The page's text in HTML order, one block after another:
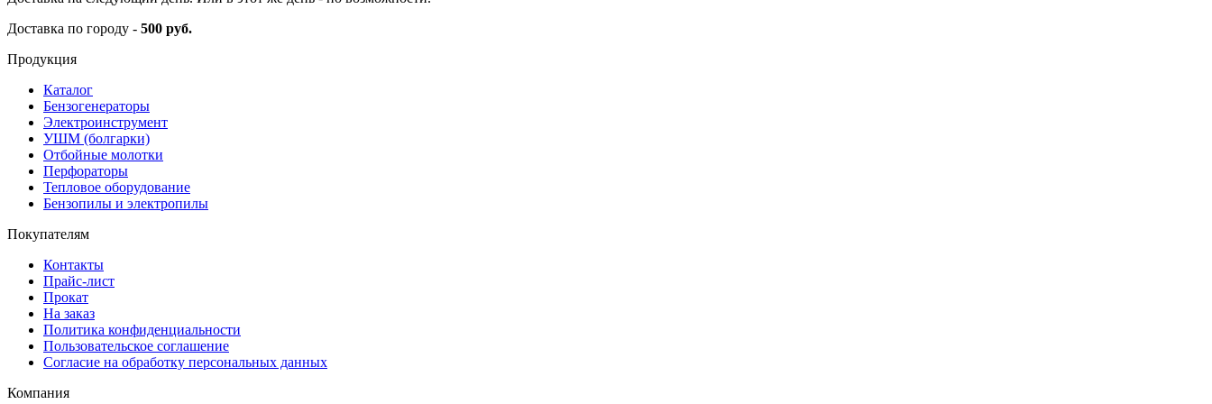
Доставка по городу - 500 руб.
Продукция
Каталог
Бензогенераторы
Электроинструмент
УШМ (болгарки)
Отбойные молотки
Перфораторы
Тепловое оборудование
Бензопилы и электропилы
Покупателям
Контакты
Прайс-лист
Прокат
На заказ
Политика конфиденциальности
Пользовательское соглашение
Согласие на обработку персональных данных
Компания